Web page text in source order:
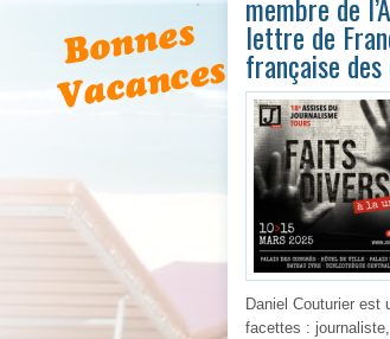
lettre de
française
Daniel Couturier est
facettes :